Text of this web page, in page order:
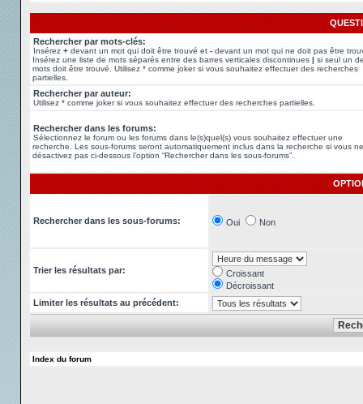
Rechercher par mots-clés:
Insérez + devant un mot qui doit être trouvé et - devant un mot qui ne doit pas être
Insérez une liste de mots séparés entre des barres verticales discontinues | si seul un
mots doit être trouvé. Utilisez * comme joker si vous souhaitez effectuer des recherches
partielles.
Rechercher par auteur:
Utilisez * comme joker si vous souhaitez effectuer des recherches partielles.
Rechercher dans les forums:
Sélectionnez le forum ou les forums dans le(s)quel(s) vous souhaitez effectuer une
recherche. Les sous-forums seront automatiquement inclus dans la recherche si vous ne
désactivez pas ci-dessous l’option “Rechercher dans les sous-forums”.
Rechercher dans les sous-forums: Oui Non
Trier les résultats par:
Croissant
Décroissant
Limiter les résultats au précédent:
Index du forum